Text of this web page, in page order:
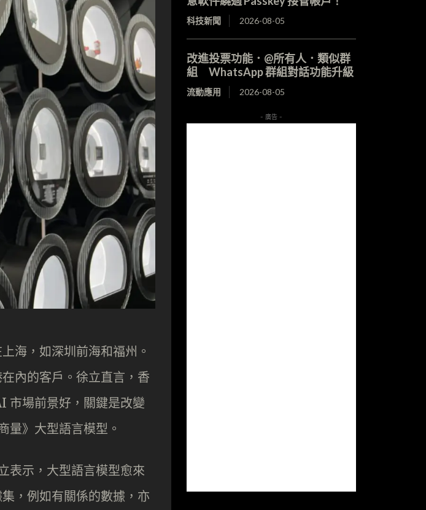
海，如深圳前海和福州。
內的客戶。徐立直言，香
市場前景好，關鍵是改變
量》大型語言模型。
表示，大型語言模型愈來
，例如有關係的數據，亦
科技新聞 2026-08-05
改進投票功能．@所有人．類似群
組 WhatsApp 群組對話功能升級
流動應用 2026-08-05
- 廣告 -